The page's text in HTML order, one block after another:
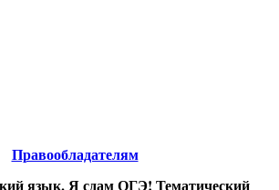
Правообладателям
язык. Я сдам ОГЭ! Тематический